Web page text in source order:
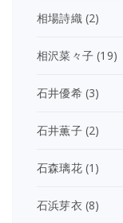
相場詩織(2)
相沢菜々子 (19)
石井優希(3)
石井薫子(2)
石森璃花(1)
石浜芽衣 (8)